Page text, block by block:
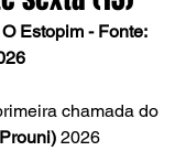
Estopim - Fonte:
chamada do
2026